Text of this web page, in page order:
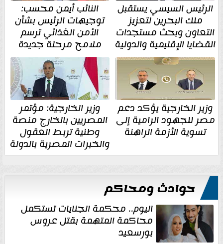
الرئيس السيسي يستقبل
ملك البحرين لتعزيز
التعاون وبحث مستجدات
القضايا الإقليمية والدولية
النائب أيمن محسب:
توجيهات الرئيس بشأن
الأمن الغذائي ترسم
ملامح مرحلة جديدة
وزير الخارجية يؤكد دعم
مصر للجهود الرامية إلى
تسوية الأزمة الراهنة
وزير الخارجية: مؤتمر
المصريين بالخارج منصة
وطنية تربط العقول
والخبرات المصرية بالدولة
حوادث ومحاكم
اليوم.. محكمة الجنايات تستكمل
محاكمة المتهمة بقتل عروس
بورسعيد